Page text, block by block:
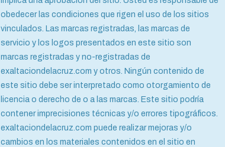
obedecer las condiciones que rigen el uso de los sitios
vinculados. Las marcas registradas, las marcas de
servicio y los logos presentados en este sitio son
marcas registradas y no-registradas de
exaltaciondelacruz.com y otros. Ningún contenido de
este sitio debe ser interpretado como otorgamiento de
licencia o derecho de o a las marcas. Este sitio podría
contener imprecisiones técnicas y/o errores tipográficos.
exaltaciondelacruz.com puede realizar mejoras y/o
cambios en los materiales contenidos en el sitio en